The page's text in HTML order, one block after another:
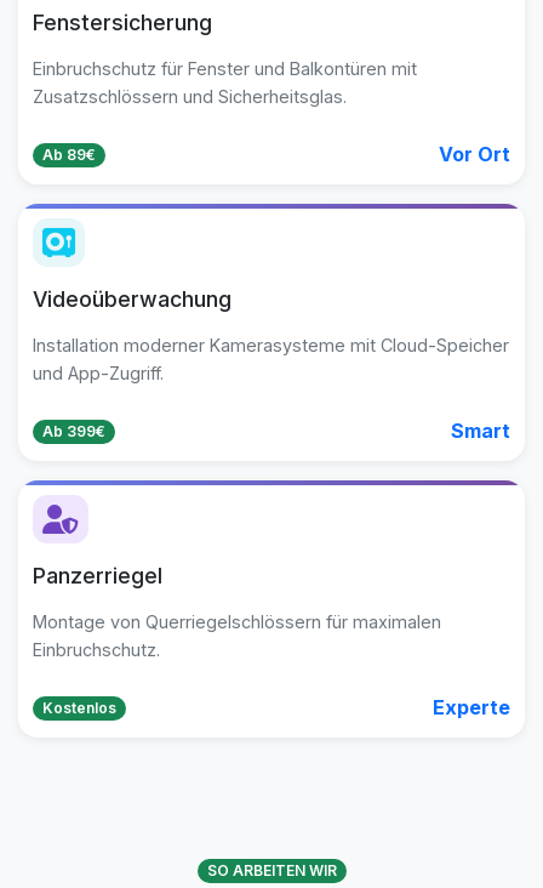
Fenstersicherung
Einbruchschutz für Fenster und Balkontüren mit
Zusatzschlössern und Sicherheitsglas.
Ab 89€ Vor Ort
Videoüberwachung
Installation moderner Kamerasysteme mit Cloud-Speicher
und App-Zugriff.
Ab 399€ Smart
Panzerriegel
Montage von Querriegelschlössern für maximalen
Einbruchschutz.
Kostenlos Experte
SO ARBEITEN WIR